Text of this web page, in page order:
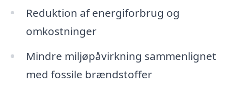
Reduktion af energiforbrug og
omkostninger
Mindre miljøpåvirkning sammenlignet
med fossile brændstoffer